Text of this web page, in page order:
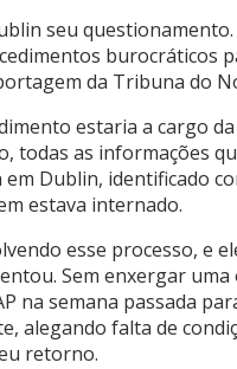
seu questionamento.
burocráticos
da Tribuna do
estaria a cargo
todas as informações
Dublin, identificado
estava internado.
esse processo, e
Sem enxergar
na semana passada
alegando falta de
retorno.